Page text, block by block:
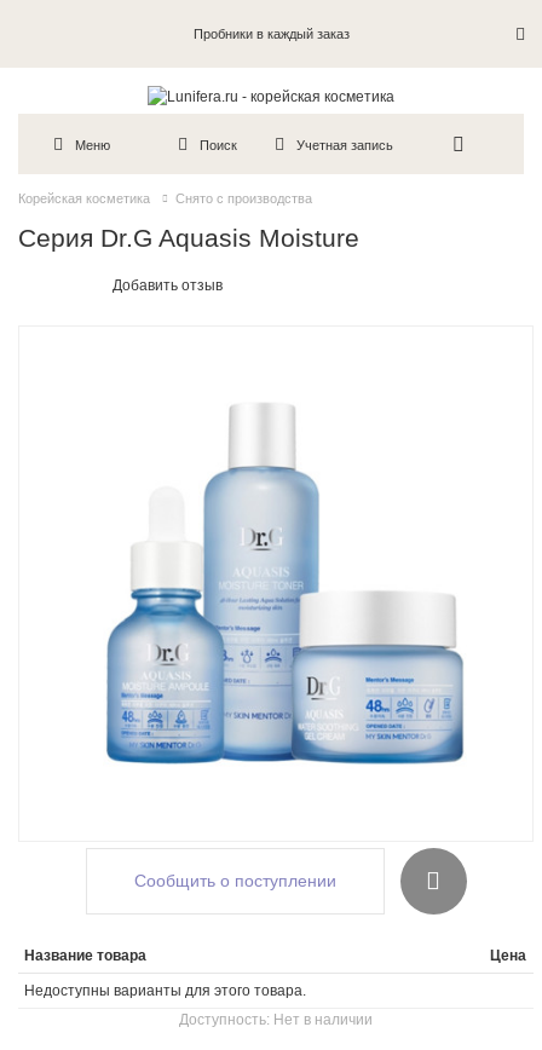
Пробники в каждый заказ
Меню Поиск Учетная запись
Корейская косметика Снято с производства
Серия Dr.G Aquasis Moisture
Добавить отзыв
Сообщить о поступлении
Доступность: Нет в наличии
Название товара Цена
Недоступны варианты для этого товара.